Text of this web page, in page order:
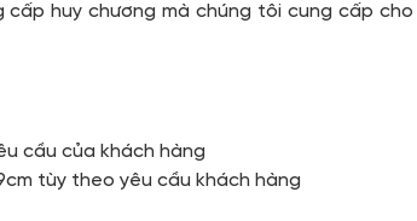
huy chương mà chúng tôi cung cấp
cầu của khách hàng
tùy theo yêu cầu khách hàng